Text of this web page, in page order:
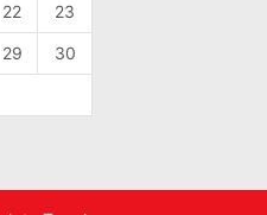
22 23
29 30